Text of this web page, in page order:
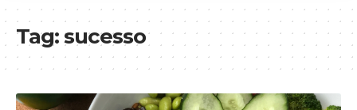
Tag:sucesso